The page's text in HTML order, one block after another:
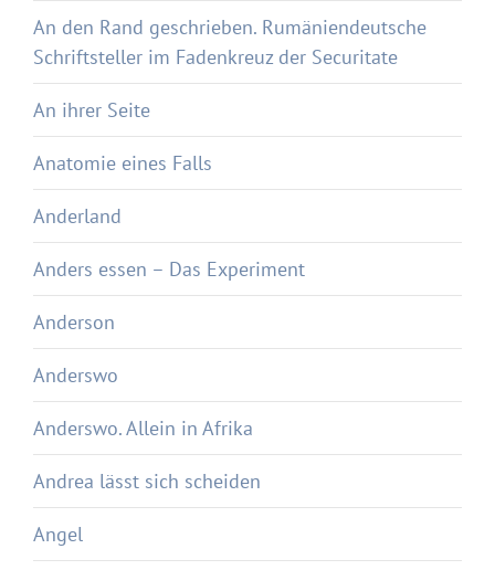
An den Rand geschrieben. Rumäniendeutsche
Schriftsteller im Fadenkreuz der Securitate
An ihrer Seite
Anatomie eines Falls
Anderland
Anders essen – Das Experiment
Anderson
Anderswo
Anderswo. Allein in Afrika
Andrea lässt sich scheiden
Angel